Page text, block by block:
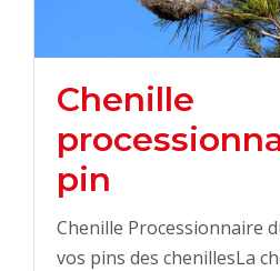
Chenille
pin
Chenille Processionnaire
vos pins des chenillesLa